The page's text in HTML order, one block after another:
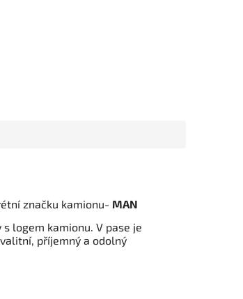
značku kamionu- MAN
logem kamionu. V pase je
příjemný a odolný